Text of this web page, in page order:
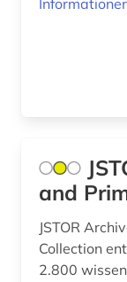
and
JSTOR
Collection
2.800